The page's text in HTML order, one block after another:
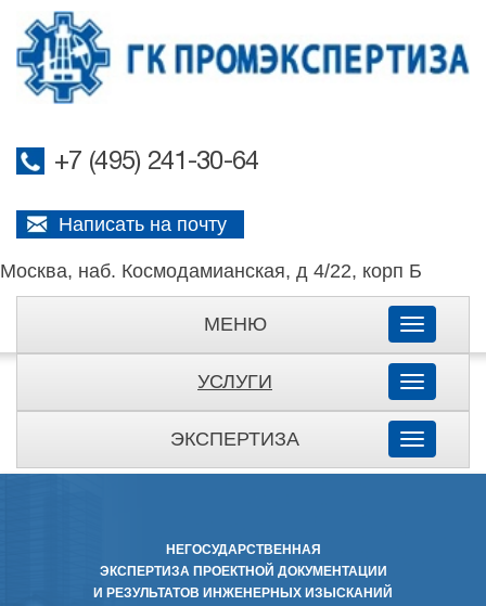
+7 (495) 241-30-64
Написать на почту
Москва, наб. Космодамианская, д 4/22, корп Б
МЕНЮ
Toggle
УСЛУГИ
Toggle
ЭКСПЕРТИЗА
Toggle
НЕГОСУДАРСТВЕННАЯ
ЭКСПЕРТИЗА ПРОЕКТНОЙ ДОКУМЕНТАЦИИ
И РЕЗУЛЬТАТОВ ИНЖЕНЕРНЫХ ИЗЫСКАНИЙ